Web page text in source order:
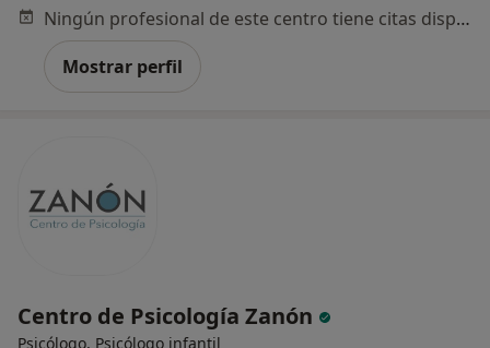
Ningún profesional de este centro tiene citas disponibles
Mostrar perfil
Centro de Psicología Zanón
Psicólogo, Psicólogo infantil